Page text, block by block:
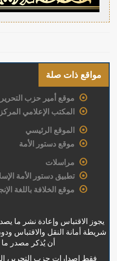
مواقع ذات صلة
موقع أمير حزب التحرير
المكتب الإعلامي
الموقع الرئيسي
موقع دستور الأمة
مراسلات
تطبيق دستور الأمة
موقع الخلافة باللغة
يجوز الاقتباس وإعادة نشر ما
شريطة أمانة النقل والاقتباس
أن يُذكر مصدر
فقط إصدارات حزب التحرير،